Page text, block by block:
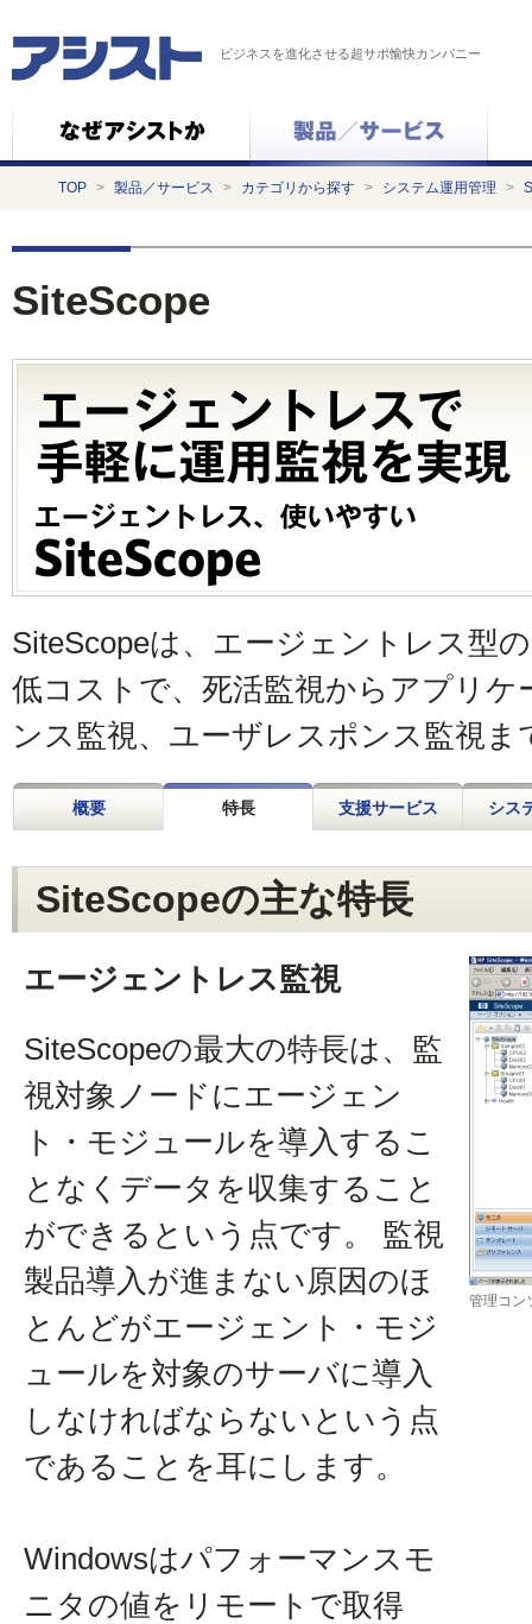
ビジネスを進化させる超サポ愉快カンパニー
TOP > 製品／サービス > カテゴリから探す > システム運用管理 >
SiteScope
SiteScopeは、エージェントレス型
低コストで、死活監視からアプリ
ンス監視、ユーザレスポンス監視ま
概要 特長 支援サービス シス
SiteScopeの主な特長
エージェントレス監視
SiteScopeの最大の特長は、監
視対象ノードにエージェン
ト・モジュールを導入するこ
となくデータを収集すること
ができるという点です。 監視
製品導入が進まない原因のほ
とんどがエージェント・モジ
ュールを対象のサーバに導入
しなければならないという点
であることを耳にします。
Windowsはパフォーマンスモ
ニタの値をリモートで取得
管理コン